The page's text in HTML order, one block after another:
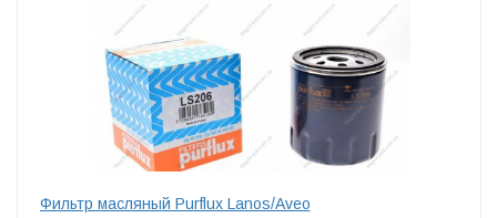
Фильтр масляный Purflux Lanos/Aveo